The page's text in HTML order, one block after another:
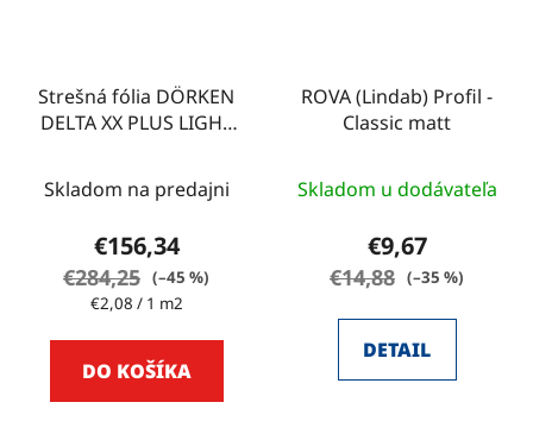
Strešná fólia DÖRKEN
DELTA XX PLUS LIGHT
Skladom na predajni
€156,34
€284,25 (–45 %)
Jednotková
€2,08 / 1 m2
DO KOŠÍKA
ROVA (Lindab) Profil -
Classic matt
Skladom u dodávateľa
€9,67
€14,88 (–35 %)
DETAIL